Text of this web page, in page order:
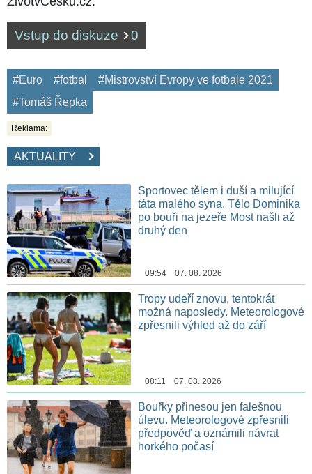
Vstup do diskuze 0
#Euro #fotbal
#Mistrovství Evropy ve fotbale 2021
#Tomáš Řepka
Reklama:
AKTUALITY
Sportovec tělem i duší a milující
táta malého syna. Tělo Dominika
po bouři na jezeře Most našli až
druhý den
09:54 07. 08. 2026
Tropy udeří znovu, tentokrát
možná naposledy. Meteorologové
zpřesnili výhled až do září
08:11 07. 08. 2026
Bouřky přinesou jen falešnou
úlevu. Meteorologové zpřesnili
předpověď a oznámili návrat
horkého počasí